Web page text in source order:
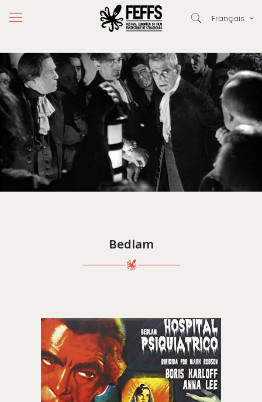
Français
Bedlam